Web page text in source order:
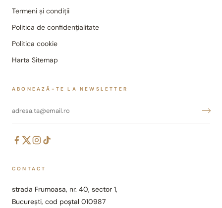
Termeni și condiții
Politica de confidențialitate
Politica cookie
Harta Sitemap
ABONEAZĂ-TE LA NEWSLETTER
CONTACT
strada Frumoasa, nr. 40, sector 1,
București, cod poștal 010987